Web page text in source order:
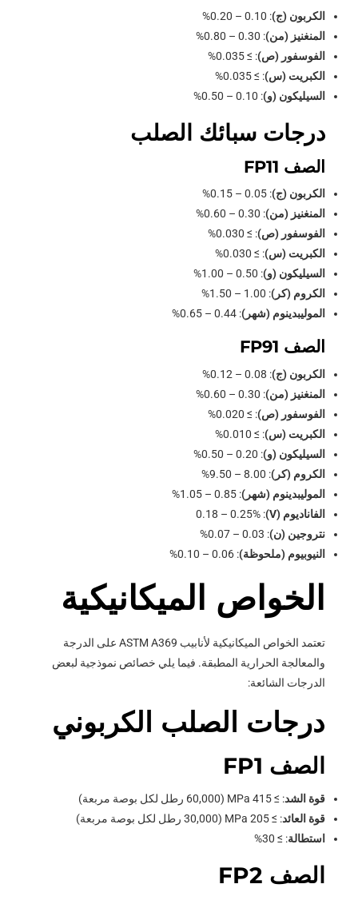
الكربون (ج): 0.10 – 0.20%
المنغنيز (من): 0.30 – 0.80%
الفوسفور (ص): ≥ 0.035%
الكبريت (س): ≥ 0.035%
السيليكون (و): 0.10 – 0.50%
درجات سبائك الصلب
الصف FP11
الكربون (ج): 0.05 – 0.15%
المنغنيز (من): 0.30 – 0.60%
الفوسفور (ص): ≥ 0.030%
الكبريت (س): ≥ 0.030%
السيليكون (و): 0.50 – 1.00%
الكروم (كر): 1.00 – 1.50%
الموليبدينوم (شهر): 0.44 – 0.65%
الصف FP91
الكربون (ج): 0.08 – 0.12%
المنغنيز (من): 0.30 – 0.60%
الفوسفور (ص): ≥ 0.020%
الكبريت (س): ≥ 0.010%
السيليكون (و): 0.20 – 0.50%
الكروم (كر): 8.00 – 9.50%
الموليبدينوم (شهر): 0.85 – 1.05%
الفاناديوم (V)
: 0.18 – 0.25%
نتروجين (ن): 0.03 – 0.07%
النيوبيوم (ملحوظة): 0.06 – 0.10%
الخواص الميكانيكية
تعتمد الخواص الميكانيكية لأنابيب ASTM A369 على الدرجة
والمعالجة الحرارية المطبقة. فيما يلي خصائص نموذجية لبعض
الدرجات الشائعة:
درجات الصلب الكربوني
الصف FP1
قوة الشد: ≥ 415 MPa (60,000 رطل لكل بوصة مربعة)
قوة العائد: ≥ 205 MPa (30,000 رطل لكل بوصة مربعة)
استطالة: ≥ 30%
الصف FP2